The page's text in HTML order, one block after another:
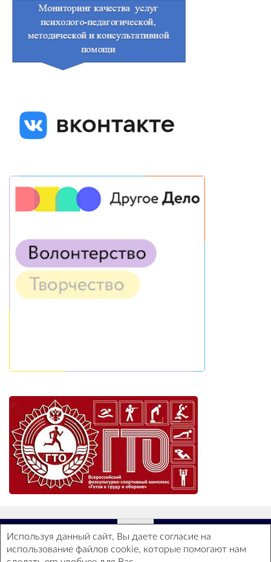
ГБОУ СОШ №2 - Все права защищены ©
Используя данный сайт, Вы даете согласие на
использование файлов cookie, которые помогают нам